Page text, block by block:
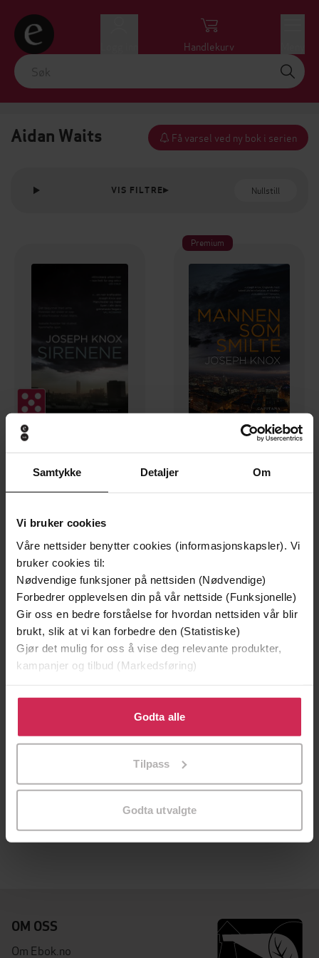
Samtykke Detaljer Om
Vi bruker cookies
Våre nettsider benytter cookies (informasjonskapsler). Vi
bruker cookies til:
Nødvendige funksjoner på nettsiden (Nødvendige)
Forbedrer opplevelsen din på vår nettside (Funksjonelle)
Gir oss en bedre forståelse for hvordan nettsiden vår blir
brukt, slik at vi kan forbedre den (Statistiske)
Gjør det mulig for oss å vise deg relevante produkter,
kampanjer og tilbud (Markedsføring)
Klikk på «Godta alle» for å gi oss ditt samtykke til å
bruke cookies for alle disse formålene. Du kan også
tilpasse ditt samtykke til spesifikke formål ved å klikke
Godta alle
Tilpass
Godta utvalgte
Handlekurv
Aidan Waits Få varsel ved ny bok i serien
VIS FILTRE Nullstill
249,-
Sirenene
Joseph Knox
Premium
149,-
Mannen som smilte
Joseph Knox
Premium
149,-
OM OSS
Om Ebok.no